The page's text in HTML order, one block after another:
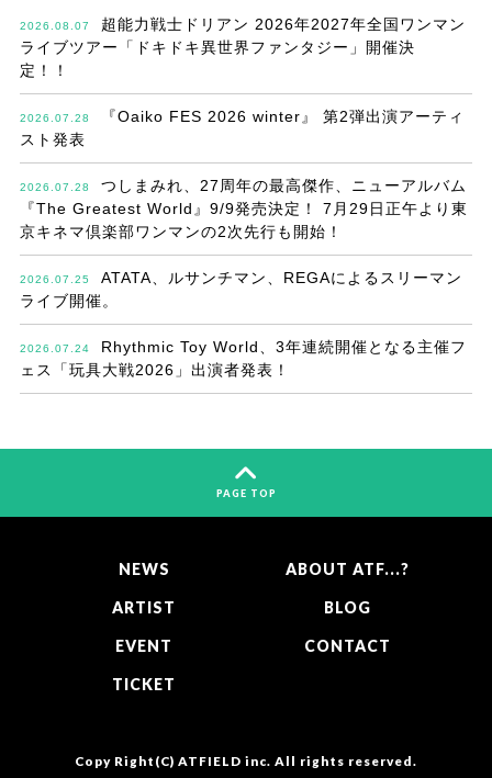
2026.08.07
超能力戦士ドリアン 2026年2027年全国ワンマン
ライブツアー「ドキドキ異世界ファンタジー」開催決
定！！
2026.07.28
『Oaiko FES 2026 winter』 第2弾出演アーティ
スト発表
2026.07.28
つしまみれ、27周年の最高傑作、ニューアルバム
『The Greatest World』9/9発売決定！ 7月29日正午より東
京キネマ倶楽部ワンマンの2次先行も開始！
2026.07.25
ATATA、ルサンチマン、REGAによるスリーマン
ライブ開催。
2026.07.24
Rhythmic Toy World、3年連続開催となる主催フ
ェス「玩具大戦2026」出演者発表！
PAGE TOP
NEWS
ARTIST
EVENT
TICKET
ABOUT ATF...?
BLOG
CONTACT
Copy Right(C) ATFIELD inc. All rights reserved.